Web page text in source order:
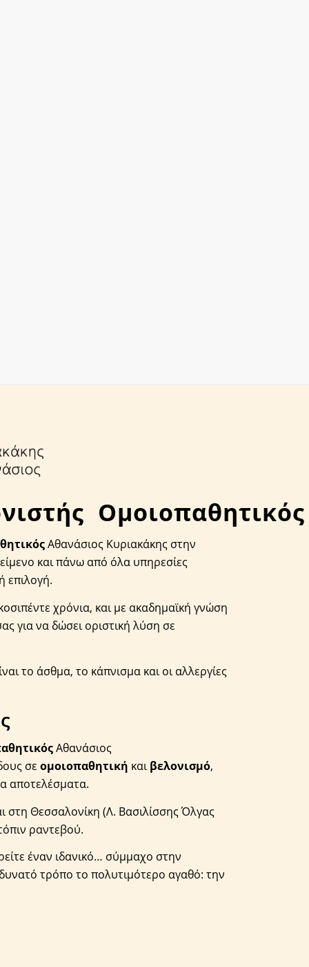
Ομοιοπαθητικός
Αθανάσιος Κυριακάκης στην
και πάνω από όλα υπηρεσίες
επιλογή.
χρόνια, και με ακαδημαϊκή γνώση
για να δώσει οριστική λύση σε
το άσθμα, το κάπνισμα και οι αλλεργίες
Αθανάσιος
σεομοιοπαθητική καιβελονισμό,
αποτελέσματα.
στη Θεσσαλονίκη (Λ. Βασιλίσσης Όλγας
ραντεβού.
έναν ιδανικό… σύμμαχο στην
τρόπο το πολυτιμότερο αγαθό: την